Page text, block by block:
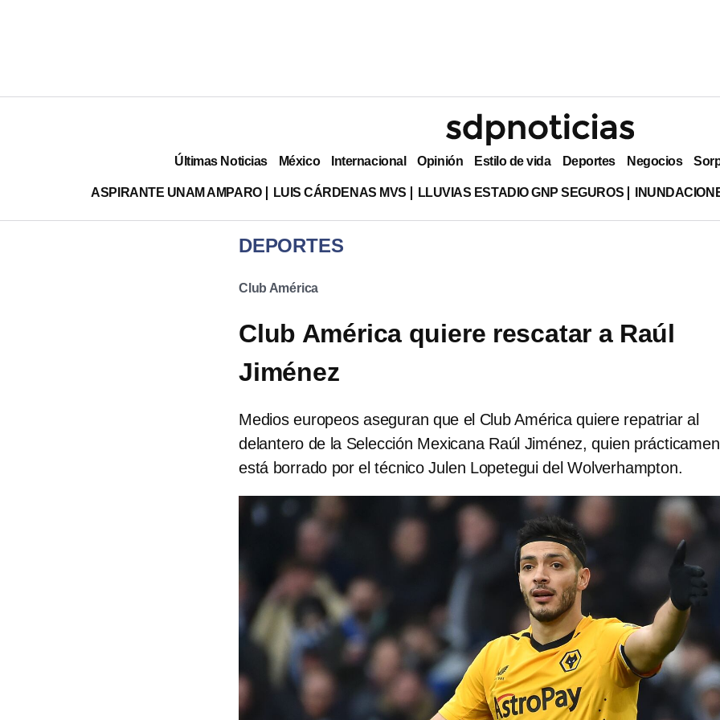
Últimas Noticias México Internacional Opinión Estilo de vida Deportes Negocios
ASPIRANTE UNAM AMPARO LUIS CÁRDENAS MVS LLUVIAS ESTADIO GNP SEGUROS
DEPORTES
Club América
Club América quiere rescatar a Raúl
Jiménez
Medios europeos aseguran que el Club América quiere repatriar al
delantero de la Selección Mexicana Raúl Jiménez, quien
está borrado por el técnico Julen Lopetegui del Wolverhampton.